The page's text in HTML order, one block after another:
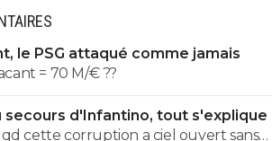
le PSG attaqué comme jamais
= 70 M/€ ??
secours d'Infantino, tout s'explique
cette corruption a ciel ouvert sans